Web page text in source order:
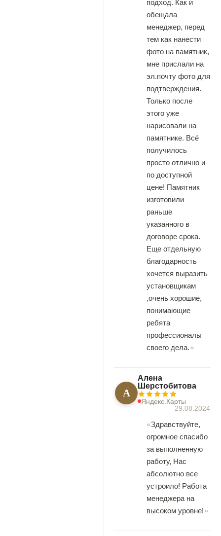
подход. Как и
обещала
менеджер, перед
тем как нанести
фото на памятник,
мне прислали на
эл.почту фото для
подтверждения.
Только после
этого уже
нарисовали на
памятнике. Всё
получилось
просто отлично и
по доступной
цене! Памятник
изготовили
раньше
указанного в
договоре срока.
Еще отдельную
благодарность
хочется выразить
установщикам
,очень хорошие,
понимающие
ребята
профессионалы
своего дела.
А
Алена
Шерстобитова
Яндекс.Карты
29.08.2024
Здравствуйте,
огромное спасибо
за выполненную
работу, Нас
абсолютно все
устроило! Работа
менеджера на
высоком уровне!